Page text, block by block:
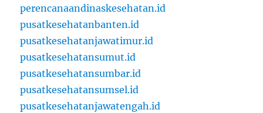
perencanaandinaskesehatan.id
pusatkesehatanbanten.id
pusatkesehatanjawatimur.id
pusatkesehatansumut.id
pusatkesehatansumbar.id
pusatkesehatansumsel.id
pusatkesehatanjawatengah.id